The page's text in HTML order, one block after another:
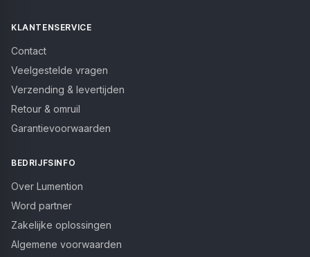
KLANTENSERVICE
Contact
Veelgestelde vragen
Verzending & levertijden
Retour & omruil
Garantievoorwaarden
BEDRIJFSINFO
Over Lumention
Word partner
Zakelijke oplossingen
Algemene voorwaarden